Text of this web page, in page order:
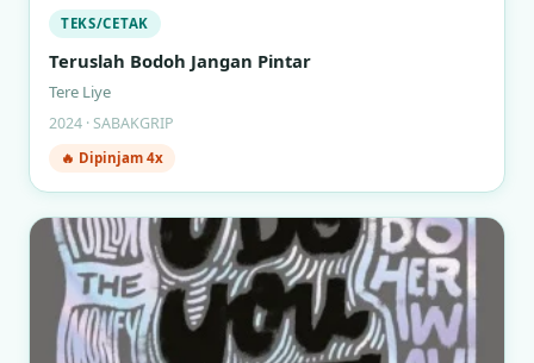
TEKS/CETAK
Teruslah Bodoh Jangan Pintar
Tere Liye
2024 · SABAKGRIP
🔥 Dipinjam 4x